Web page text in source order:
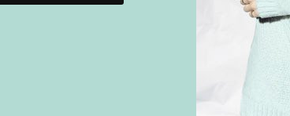
favorite_border favorite_border